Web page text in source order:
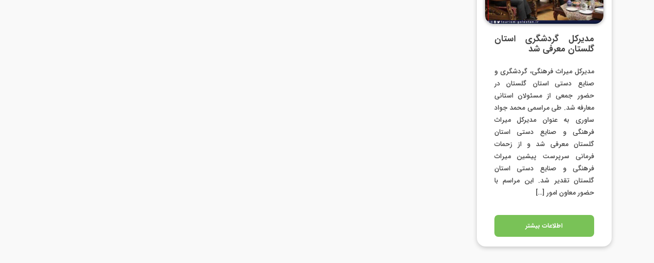
مدیرکل گردشگری استان
گلستان معرفی شد
مدیرکل میراث فرهنگی، گردشگری و
صنایع دستی استان گلستان در
حضور جمعی از مسئولان استانی
معارفه شد. طی مراسمی محمد جواد
ساوری به عنوان مدیرکل میراث
فرهنگی و صنایع دستی استان
گلستان معرفی شد و از زحمات
فرمانی سرپرست پیشین میراث
فرهنگی و صنایع دستی استان
گلستان تقدیر شد. این مراسم با
حضور معاون امور […]
اطلاعات بیشتر